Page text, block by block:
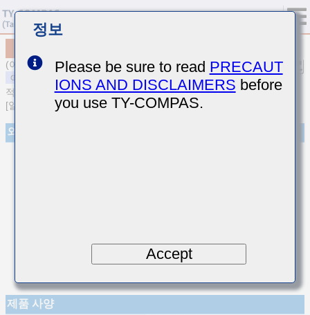
(이전품번 TVS042CG8R8DC-W)
적층 세라믹 커패시터
[일반용 고주파 / 저손실 적층 세라믹 커패시터]
외관
제품 사양
정보
Please be sure to read PRECAUT
IONS AND DISCLAIMERS before
you use TY-COMPAS.
Accept